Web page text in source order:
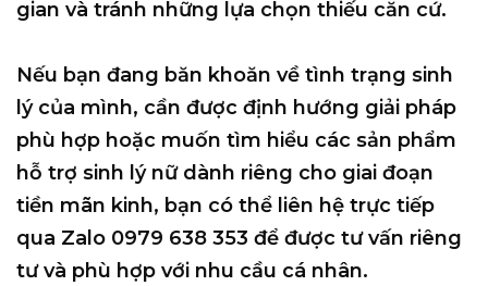
gian và tránh những lựa chọn thiếu căn cứ.
Nếu bạn đang băn khoăn về tình trạng sinh
lý của mình, cần được định hướng giải pháp
phù hợp hoặc muốn tìm hiểu các sản phẩm
hỗ trợ sinh lý nữ dành riêng cho giai đoạn
tiền mãn kinh, bạn có thể liên hệ trực tiếp
qua Zalo 0979 638 353 để được tư vấn riêng
tư và phù hợp với nhu cầu cá nhân.